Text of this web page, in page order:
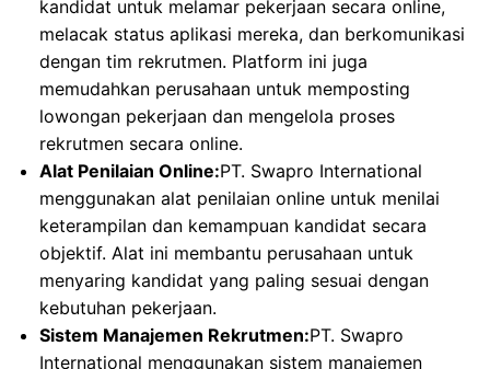
kandidat untuk melamar pekerjaan secara online,
melacak status aplikasi mereka, dan berkomunikasi
dengan tim rekrutmen. Platform ini juga
memudahkan perusahaan untuk memposting
lowongan pekerjaan dan mengelola proses
rekrutmen secara online.
Alat Penilaian Online:PT. Swapro International
menggunakan alat penilaian online untuk menilai
keterampilan dan kemampuan kandidat secara
objektif. Alat ini membantu perusahaan untuk
menyaring kandidat yang paling sesuai dengan
kebutuhan pekerjaan.
Sistem Manajemen Rekrutmen:PT. Swapro
International menggunakan sistem manajemen